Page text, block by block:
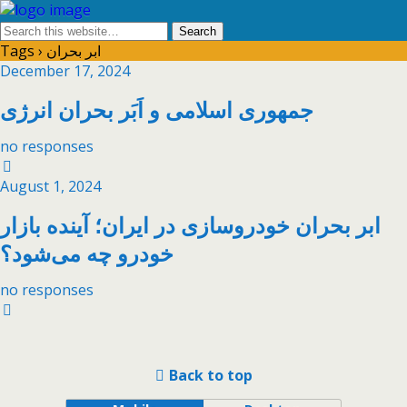
Tags › ابر بحران
December 17, 2024
جمهوری اسلامی و اَبَر بحران انرژی
no responses
August 1, 2024
ابر بحران خودروسازی در ایران؛ آینده بازار
خودرو چه می‌شود؟
no responses
Back to top